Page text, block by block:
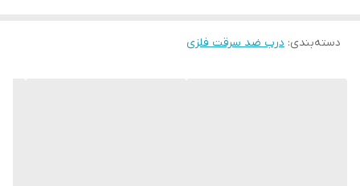
عایق پشمِ سنگ سراسری
دسته‌بندی: درب ضد سرقت فلزی